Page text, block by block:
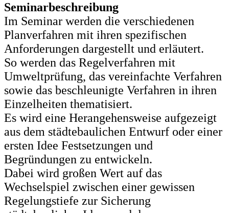
Seminarbeschreibung
Im Seminar werden die verschiedenen
Planverfahren mit ihren spezifischen
Anforderungen dargestellt und erläutert.
So werden das Regelverfahren mit
Umweltprüfung, das vereinfachte Verfahren
sowie das beschleunigte Verfahren in ihren
Einzelheiten thematisiert.
Es wird eine Herangehensweise aufgezeigt
aus dem städtebaulichen Entwurf oder einer
ersten Idee Festsetzungen und
Begründungen zu entwickeln.
Dabei wird großen Wert auf das
Wechselspiel zwischen einer gewissen
Regelungstiefe zur Sicherung